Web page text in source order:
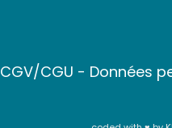
CGV/CGU - Données